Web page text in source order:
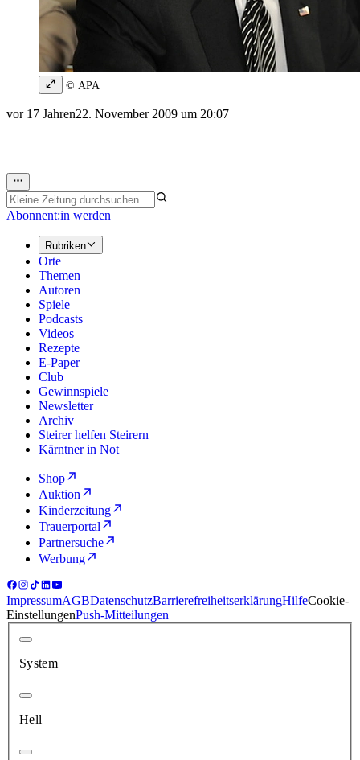
© APA
vor 17 Jahren22. November 2009 um 20:07
Abonnent:in werden
Rubriken
Orte
Themen
Autoren
Spiele
Podcasts
Videos
Rezepte
E-Paper
Club
Gewinnspiele
Newsletter
Archiv
Steirer helfen Steirern
Kärntner in Not
Shop
Auktion
Kinderzeitung
Trauerportal
Partnersuche
Werbung
ImpressumAGBDatenschutzBarrierefreiheitserklärungHilfeCookie-
EinstellungenPush-Mitteilungen
System
Hell